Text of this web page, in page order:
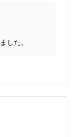
した。